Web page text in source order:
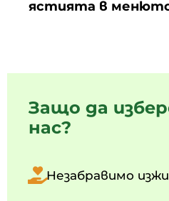
ястията в
Защо да
нас?
Незабравимо